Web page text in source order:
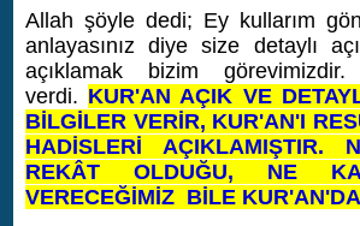
Allah şöyle dedi; Ey kullarım
anlayasınız diye size detaylı
açıklamak bizim
verdi. KUR'AN AÇIK VE
BİLGİLER VERİR, KUR'AN'I
HADİSLERİ AÇIKLAMIŞTIR.
REKÂT OLDUĞU, NE
VERECEĞİMİZ BİLE